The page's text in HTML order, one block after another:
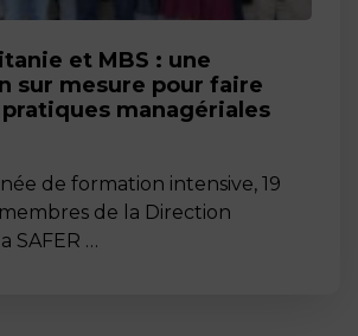
et MBS : une
sur mesure pour faire
managériales
de formation intensive, 19
de la Direction
SAFER …